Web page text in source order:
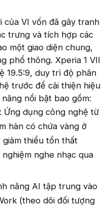
của VI vốn đã gây tranh
trưng và tích hợp các
một giao diện chung,
phổ thông. Xperia 1 VII
19.5:9, duy trì độ phân
trước để cải thiện hiệu
nổi bật bao gồm:
Ứng dụng công nghệ từ
hàn có chứa vàng ở
giảm thiểu tổn thất
nghe nhạc qua
năng AI tập trung vào
(theo dõi đối tượng